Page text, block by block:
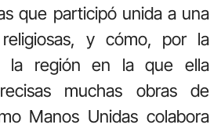
que participó unida a una
y cómo, por la
la región en la que ella
muchas obras de
Manos Unidas colabora